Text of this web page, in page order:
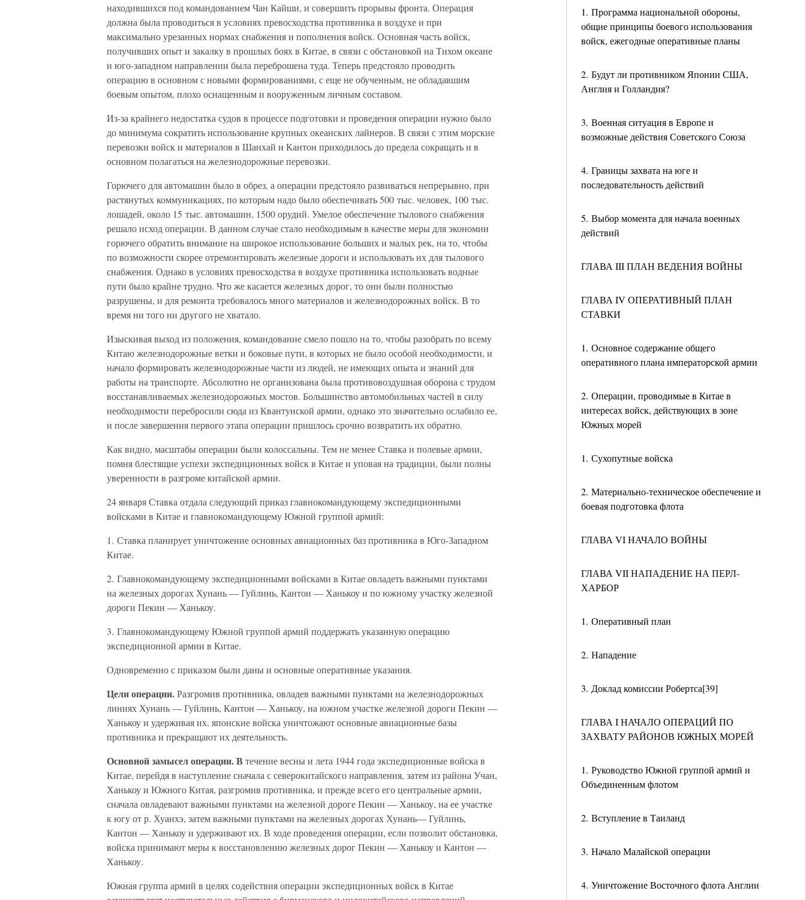
1. Программа национальной обороны,
общие принципы боевого использования
войск, ежегодные оперативные планы
2. Будут ли противником Японии США,
Англия и Голландия?
3. Военная ситуация в Европе и
возможные действия Советского Союза
4. Границы захвата на юге и
последовательность действий
5. Выбор момента для начала военных
действий
ГЛАВА III ПЛАН ВЕДЕНИЯ ВОЙНЫ
ГЛАВА IV ОПЕРАТИВНЫЙ ПЛАН
СТАВКИ
1. Основное содержание общего
оперативного плана императорской армии
2. Операции, проводимые в Китае в
интересах войск, действующих в зоне
Южных морей
1. Сухопутные войска
2. Материально-техническое обеспечение и
боевая подготовка флота
ГЛАВА VI НАЧАЛО ВОЙНЫ
ГЛАВА VII НАПАДЕНИЕ НА ПЕРЛ-
ХАРБОР
1. Оперативный план
2. Нападение
3. Доклад комиссии Робертса[39]
ГЛАВА I НАЧАЛО ОПЕРАЦИЙ ПО
ЗАХВАТУ РАЙОНОВ ЮЖНЫХ МОРЕЙ
1. Руководство Южной группой армий и
Объединенным флотом
2. Вступление в Таиланд
3. Начало Малайской операции
4. Уничтожение Восточного флота Англии
находившихся под командованием Чан Кайши, и совершить прорывы фронта. Операция
должна была проводиться в условиях превосходства противника в воздухе и при
максимально урезанных нормах снабжения и пополнения войск. Основная часть войск,
получивших опыт и закалку в прошлых боях в Китае, в связи с обстановкой на Тихом океане
и юго-западном направлении была переброшена туда. Теперь предстояло проводить
операцию в основном с новыми формированиями, с еще не обученным, не обладавшим
боевым опытом, плохо оснащенным и вооруженным личным составом.
Из-за крайнего недостатка судов в процессе подготовки и проведения операции нужно было
до минимума сократить использование крупных океанских лайнеров. В связи с этим морские
перевозки войск и материалов в Шанхай и Кантон приходилось до предела сокращать и в
основном полагаться на железнодорожные перевозки.
Горючего для автомашин было в обрез, а операции предстояло развиваться непрерывно, при
растянутых коммуникациях, по которым надо было обеспечивать 500 тыс. человек, 100 тыс.
лошадей, около 15 тыс. автомашин, 1500 орудий. Умелое обеспечение тылового снабжения
решало исход операции. В данном случае стало необходимым в качестве меры для экономии
горючего обратить внимание на широкое использование больших и малых рек, на то, чтобы
по возможности скорее отремонтировать железные дороги и использовать их для тылового
снабжения. Однако в условиях превосходства в воздухе противника использовать водные
пути было крайне трудно. Что же касается железных дорог, то они были полностью
разрушены, и для ремонта требовалось много материалов и железнодорожных войск. В то
время ни того ни другого не хватало.
Изыскивая выход из положения, командование смело пошло на то, чтобы разобрать по всему
Китаю железнодорожные ветки и боковые пути, в которых не было особой необходимости, и
начало формировать железнодорожные части из людей, не имеющих опыта и знаний для
работы на транспорте. Абсолютно не организована была противовоздушная оборона с трудом
восстанавливаемых железнодорожных мостов. Большинство автомобильных частей в силу
необходимости перебросили сюда из Квантунской армии, однако это значительно ослабило ее,
и после завершения первого этапа операции пришлось срочно возвратить их обратно.
Как видно, масштабы операции были колоссальны. Тем не менее Ставка и полевые армии,
помня блестящие успехи экспедиционных войск в Китае и уповая на традиции, были полны
уверенности в разгроме китайской армии.
24 января Ставка отдала следующий приказ главнокомандующему экспедиционными
войсками в Китае и главнокомандующему Южной группой армий:
1. Ставка планирует уничтожение основных авиационных баз противника в Юго-Западном
Китае.
2. Главнокомандующему экспедиционными войсками в Китае овладеть важными пунктами
на железных дорогах Хунань — Гуйлинь, Кантон — Ханькоу и по южному участку железной
дороги Пекин — Ханькоу.
3. Главнокомандующему Южной группой армий поддержать указанную операцию
экспедиционной армии в Китае.
Одновременно с приказом были даны и основные оперативные указания.
Цели операции.Разгромив противника, овладев важными пунктами на железнодорожных
линиях Хунань — Гуйлинь, Кантон — Ханькоу, на южном участке железной дороги Пекин —
Ханькоу и удерживая их, японские войска уничтожают основные авиационные базы
противника и прекращают их деятельность.
Основной замысел операции. Втечение весны и лета 1944 года экспедиционные войска в
Китае, перейдя в наступление сначала с северокитайского направления, затем из района Учан,
Ханькоу и Южного Китая, разгромив противника, и прежде всего его центральные армии,
сначала овладевают важными пунктами на железной дороге Пекин — Ханькоу, на ее участке
к югу от р. Хуанхэ, затем важными пунктами на железных дорогах Хунань— Гуйлинь,
Кантон — Ханькоу и удерживают их. В ходе проведения операции, если позволит обстановка,
войска принимают меры к восстановлению железных дорог Пекин — Ханькоу и Кантон —
Ханькоу.
Южная группа армий в целях содействия операции экспедиционных войск в Китае